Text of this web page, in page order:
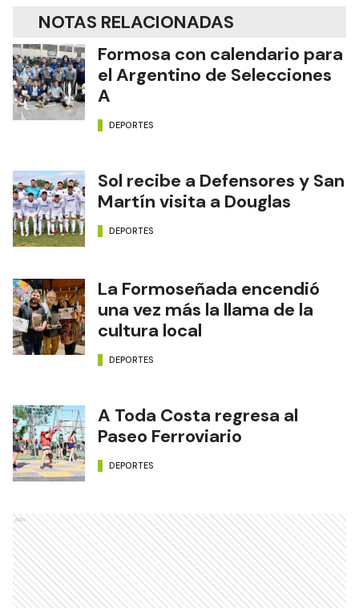
NOTAS RELACIONADAS
Formosa con calendario para
el Argentino de Selecciones
A
DEPORTES
Sol recibe a Defensores y San
Martín visita a Douglas
DEPORTES
La Formoseñada encendió
una vez más la llama de la
cultura local
DEPORTES
A Toda Costa regresa al
Paseo Ferroviario
DEPORTES
Ads